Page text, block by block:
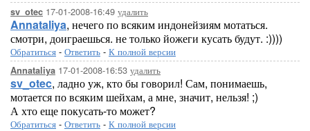
sv_otec 17-01-2008-16:49 удалить
Annataliya, нечего по всяким индонейзиям мотаться.
смотри, доиграешься. не только йожеги кусать будут. :))))
Обратиться - Ответить - К полной версии
Annataliya 17-01-2008-16:53 удалить
sv_otec, ладно уж, кто бы говорил! Сам, понимаешь,
мотается по всяким шейхам, а мне, значит, нельзя! ;)
А хто еще покусать-то может?
Обратиться - Ответить - К полной версии